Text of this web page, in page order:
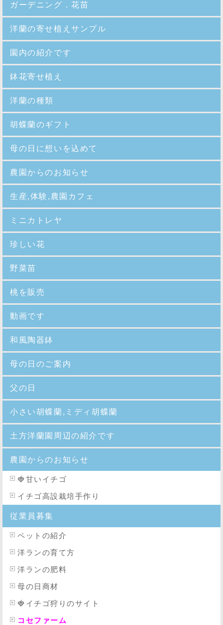
ガーデニング．花苗
洋蘭の寄せ植えサンプル
園内の紹介 です
鉢花寄せ植え
洋蘭の種類
胡蝶蘭のギフト
母の日に想いを込めて
農園からのお知らせ
生産,体験,農園カフェ
ミニカトレヤ
珍しい花
野菜苗
桃を販売
動画です
和風陶器鉢
母の日のご案内
父の日
小さい胡蝶蘭,ミディ胡蝶蘭
土方洋蘭園周辺の紹介です
農園からのお知らせ
🍓 甘いイチゴ
イチゴ高設栽培手作り
従業員募集
ペットの紹介
洋ランの育て方
洋ランの肥料
母の日商材
🍓イチゴ狩りのサイト
コセファーム